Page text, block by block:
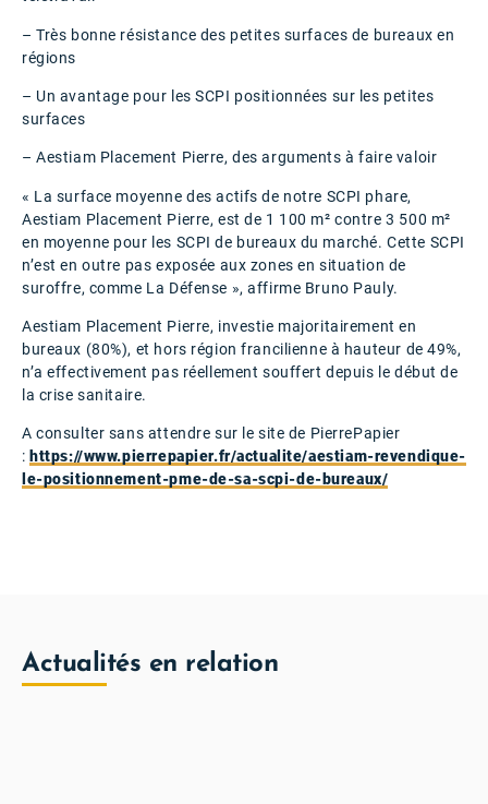
– Très bonne résistance des petites surfaces de bureaux en
régions
– Un avantage pour les SCPI positionnées sur les petites
surfaces
– Aestiam Placement Pierre, des arguments à faire valoir
« La surface moyenne des actifs de notre SCPI phare,
Aestiam Placement Pierre, est de 1 100 m² contre 3 500 m²
en moyenne pour les SCPI de bureaux du marché. Cette SCPI
n’est en outre pas exposée aux zones en situation de
suroffre, comme La Défense », affirme Bruno Pauly.
Aestiam Placement Pierre, investie majoritairement en
bureaux (80%), et hors région francilienne à hauteur de 49%,
n’a effectivement pas réellement souffert depuis le début de
la crise sanitaire.
A consulter sans attendre sur le site de PierrePapier
:https://www.pierrepapier.fr/actualite/aestiam-revendique-
le-positionnement-pme-de-sa-scpi-de-bureaux/
Actualités en relation